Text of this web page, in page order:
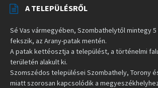
A TELEPÜLÉSRŐL
Sé Vas vármegyében, Szombathelytől mintegy
fekszik, az Arany-patak mentén.
A patak kettéosztja a települést, a történelmi
területén alakult ki.
Szomszédos települései Szombathely, Torony
miatt szorosan kapcsolódik a